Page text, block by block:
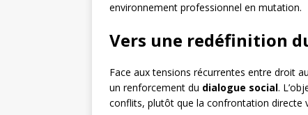
environnement professionnel en mutation.
Vers une redéfinition
Face aux tensions récurrentes entre droit
un renforcement du dialogue social.
conflits, plutôt que la confrontation directe